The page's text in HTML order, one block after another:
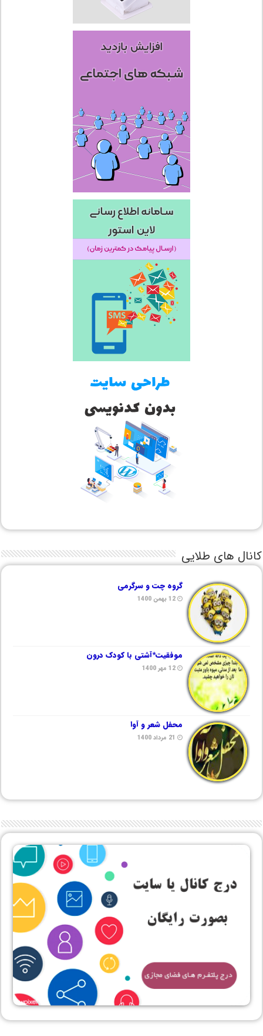
کانال های طلایی
گروه چت و سرگرمی
12 بهمن 1400
موفقیت*آشتی با کودک درون
12 مهر 1400
محفل شعر و آوا
21 مرداد 1400